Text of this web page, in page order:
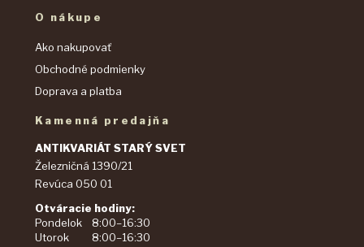
O nákupe
Ako nakupovať
Obchodné podmienky
Doprava a platba
Kamenná predajňa
ANTIKVARIÁT STARÝ SVET
Železničná 1390/21
Revúca 050 01
Otváracie hodiny:
Pondelok
8:00–16:30
Utorok
8:00–16:30